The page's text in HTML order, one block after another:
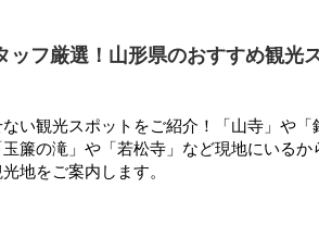
ッフ厳選！山形県のおすすめ観光
い観光スポットをご紹介！「山寺」や「
簾の滝」や「若松寺」など現地にいるか
地をご案内します。